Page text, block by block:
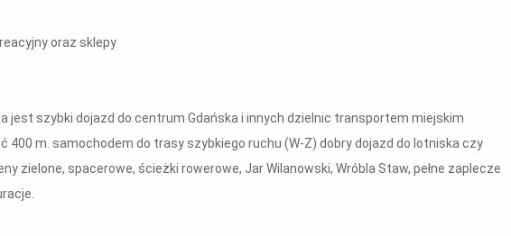
oraz sklepy
jest szybki dojazd do centrum Gdańska i innych dzielnic transportem miejskim
400 m. samochodem do trasy szybkiego ruchu (W-Z) dobry dojazd do lotniska czy
zielone, spacerowe, ścieżki rowerowe, Jar Wilanowski, Wróbla Staw, pełne zaplecze